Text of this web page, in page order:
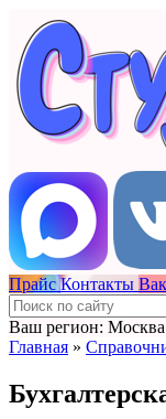
Прайс Контакты
Ваш регион: Москва
Главная »